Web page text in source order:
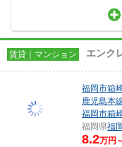
賃貸｜マンション エンク
福岡市箱
鹿児島本
福岡市箱
福岡県福
8.2万円